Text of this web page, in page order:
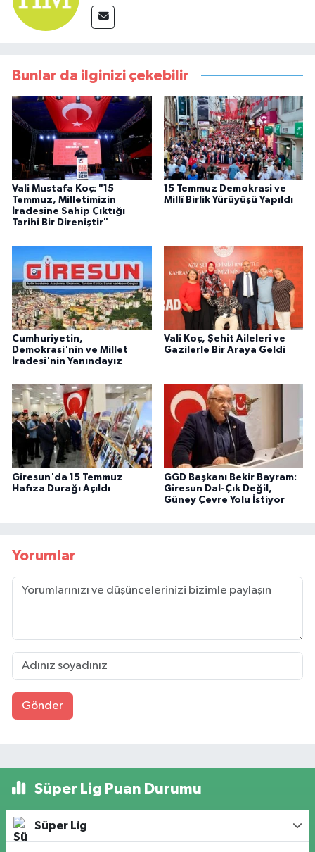
Bunlar da ilginizi çekebilir
Vali Mustafa Koç: "15
Temmuz, Milletimizin
İradesine Sahip Çıktığı
Tarihi Bir Direniştir"
15 Temmuz Demokrasi ve
Millî Birlik Yürüyüşü Yapıldı
Cumhuriyetin,
Demokrasi'nin ve Millet
İradesi'nin Yanındayız
Vali Koç, Şehit Aileleri ve
Gazilerle Bir Araya Geldi
Giresun'da 15 Temmuz
Hafıza Durağı Açıldı
GGD Başkanı Bekir Bayram:
Giresun Dal-Çık Değil,
Güney Çevre Yolu İstiyor
Yorumlar
Gönder
Süper Lig Puan Durumu
Süper Lig